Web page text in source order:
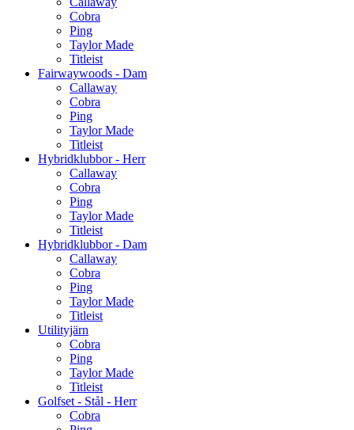
Cobra
Ping
Taylor Made
Titleist
Fairwaywoods - Dam
Callaway
Cobra
Ping
Taylor Made
Titleist
Hybridklubbor - Herr
Callaway
Cobra
Ping
Taylor Made
Titleist
Hybridklubbor - Dam
Callaway
Cobra
Ping
Taylor Made
Titleist
Utilityjärn
Cobra
Ping
Taylor Made
Titleist
Golfset - Stål - Herr
Cobra